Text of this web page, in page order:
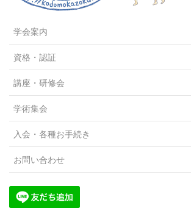
学会案内
資格・認証
講座・研修会
学術集会
入会・各種お手続き
お問い合わせ